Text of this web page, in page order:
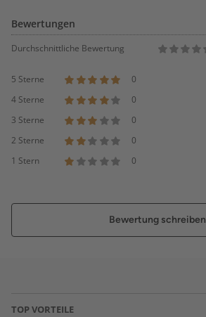
Bewertungen
Durchschnittliche Bewertung
5 Sterne
0
4 Sterne
0
3 Sterne
0
2 Sterne
0
1 Stern
0
Bewertung schreiben
TOP VORTEILE